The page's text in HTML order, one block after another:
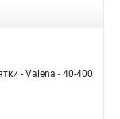
- Valena - 40-400